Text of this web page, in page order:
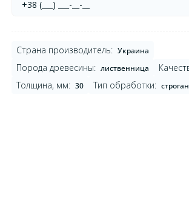
Страна производитель: Украина
Порода древесины: лиственница
Толщина, мм: 30 Тип обработки: